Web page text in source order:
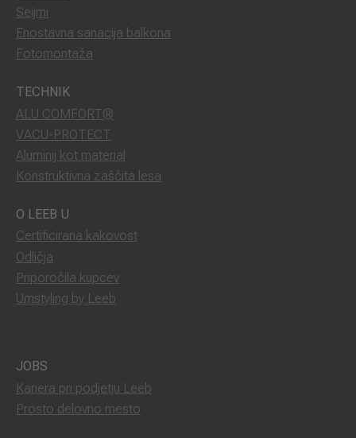
Seijmi
Enostavna sanacija balkona
Fotomontaža
TECHNIK
ALU COMFORT®
VACU-PROTECT
Aluminij kot material
Konstruktivna zaščita lesa
O LEEB U
Certificirana kakovost
Odličja
Priporočila kupcev
Umstyling by Leeb
JOBS
Kariera pri podjetju Leeb
Prosto delovno mesto